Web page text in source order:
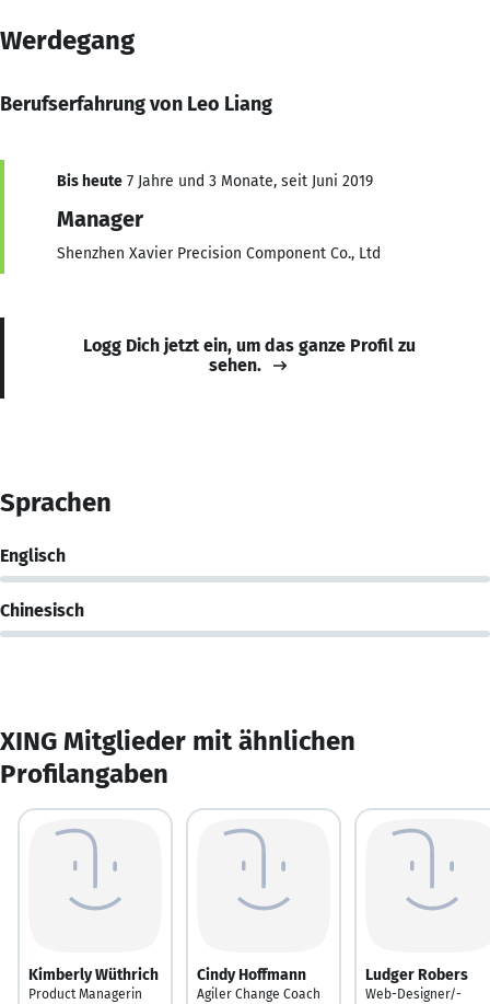
Werdegang
Berufserfahrung von Leo Liang
Bis heute 7 Jahre und 3 Monate, seit Juni 2019
Manager
Shenzhen Xavier Precision Component Co., Ltd
Logg Dich jetzt ein, um das ganze Profil zu
sehen.
Sprachen
Englisch
Chinesisch
XING Mitglieder mit ähnlichen
Profilangaben
Kimberly Wüthrich
Product Managerin
Cindy Hoffmann
Agiler Change Coach
Ludger Robers
Web-Designer/-